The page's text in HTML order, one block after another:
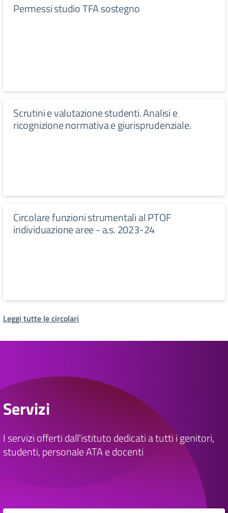
Permessi studio TFA sostegno
Scrutini e valutazione studenti. Analisi e
ricognizione normativa e giurisprudenziale.
Circolare funzioni strumentali al PTOF
individuazione aree - a.s. 2023-24
Leggi tutte le circolari
Servizi
I servizi offerti dall'istituto dedicati a tutti i genitori,
studenti, personale ATA e docenti